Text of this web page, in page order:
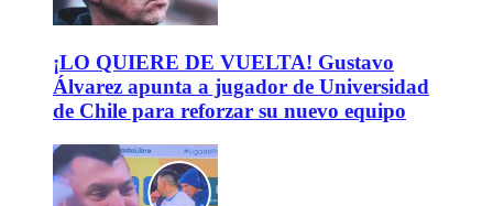
¡LO QUIERE DE VUELTA! Gustavo
Álvarez apunta a jugador de Universidad
de Chile para reforzar su nuevo equipo